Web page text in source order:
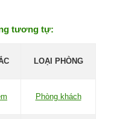
tương tự:
LOẠI PHÒNG
Phòng khách